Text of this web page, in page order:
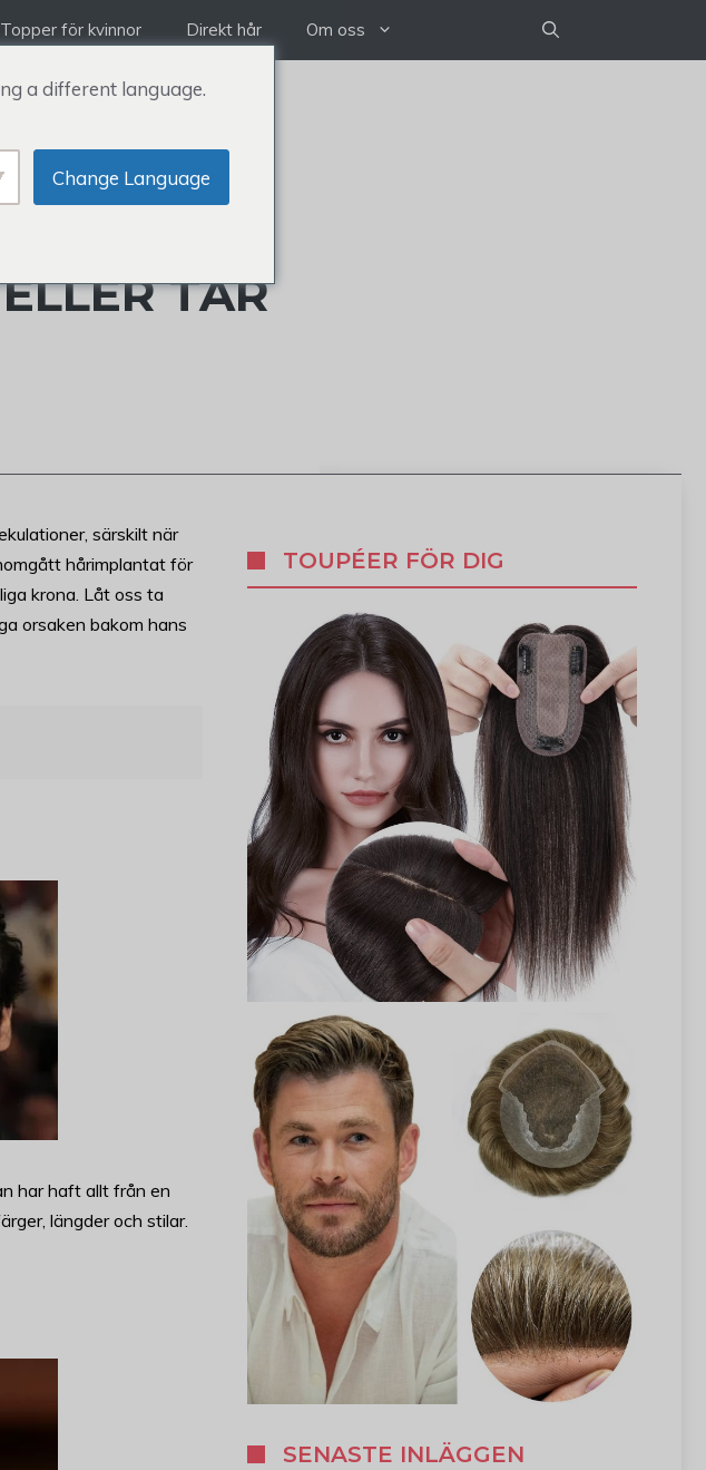
för kvinnor Direkt hår Om oss
TAR
särskilt när
hårimplantat för
krona. Låt oss ta
orsaken bakom hans
har haft allt från en
längder och stilar.
TOUPÉER FÖR DIG
SENASTE INLÄGGEN
a different language.
Change Language